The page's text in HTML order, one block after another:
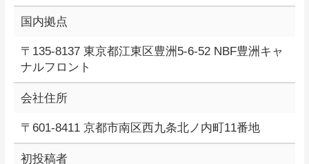
国内拠点
〒135-8137 東京都江東区豊洲5-6-52 NBF豊洲キャ
ナルフロント
会社住所
〒601-8411 京都市南区西九条北ノ内町11番地
初投稿者